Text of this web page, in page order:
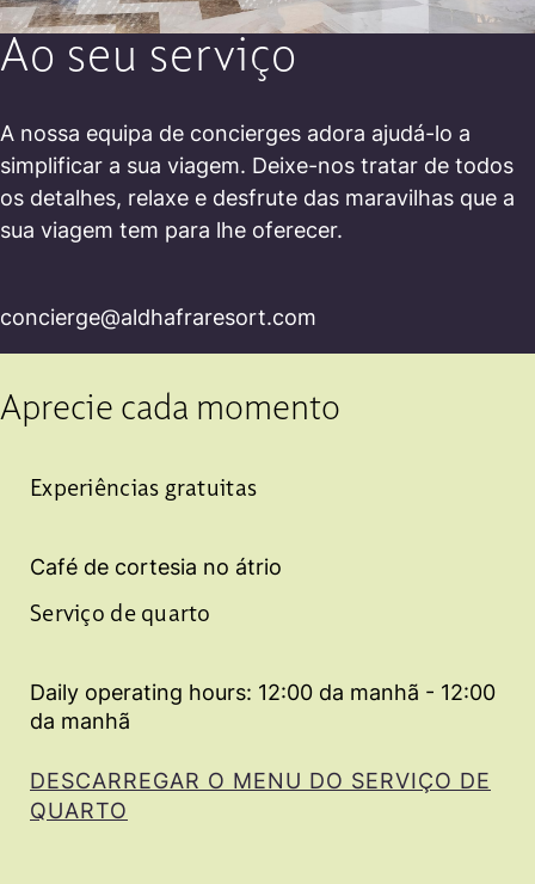
Ao seu serviço
A nossa equipa de concierges adora ajudá-lo a
simplificar a sua viagem. Deixe-nos tratar de todos
os detalhes, relaxe e desfrute das maravilhas que a
sua viagem tem para lhe oferecer.
concierge@aldhafraresort.com
Aprecie cada momento
Experiências gratuitas
Café de cortesia no átrio
Serviço de quarto
Daily operating hours: 12:00 da manhã - 12:00
da manhã
DESCARREGAR O MENU DO SERVIÇO DE
QUARTO